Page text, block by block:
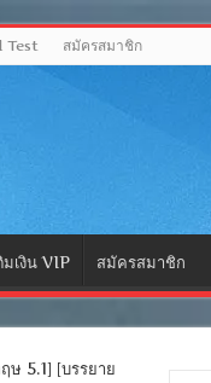
Test สมัครสมาชิก
มเงิน VIP สมัครสมาชิก
5.1] [บรรยาย